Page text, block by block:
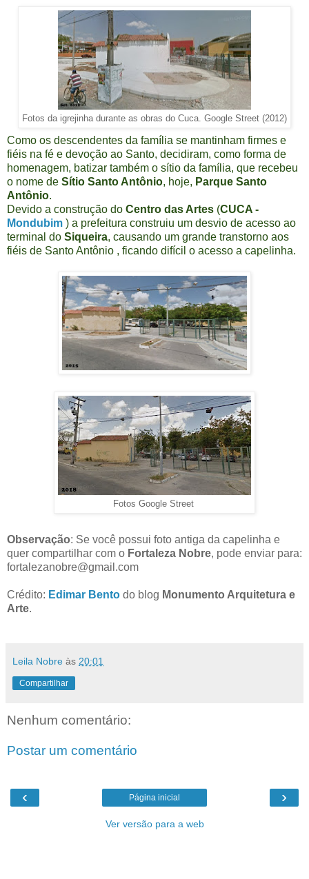
Fotos da igrejinha durante as obras do Cuca. Google Street (2012)
Como os descendentes da família se mantinham firmes e
fiéis na fé e devoção ao Santo, decidiram, como forma de
homenagem, batizar também o sítio da família, que recebeu
o nome de Sítio Santo Antônio, hoje, Parque Santo
Antônio.
Devido a construção do Centro das Artes (CUCA -
Mondubim ) a prefeitura construiu um desvio de acesso ao
terminal do Siqueira, causando um grande transtorno aos
fiéis de Santo Antônio , ficando difícil o acesso a capelinha.
Fotos Google Street
Observação: Se você possui foto antiga da capelinha e
quer compartilhar com o Fortaleza Nobre, pode enviar para:
fortalezanobre@gmail.com
Crédito: Edimar Bento do blog Monumento Arquitetura e
Arte.
Leila Nobre às 20:01
Compartilhar
Nenhum comentário:
Postar um comentário
‹ ›
Página inicial
Ver versão para a web